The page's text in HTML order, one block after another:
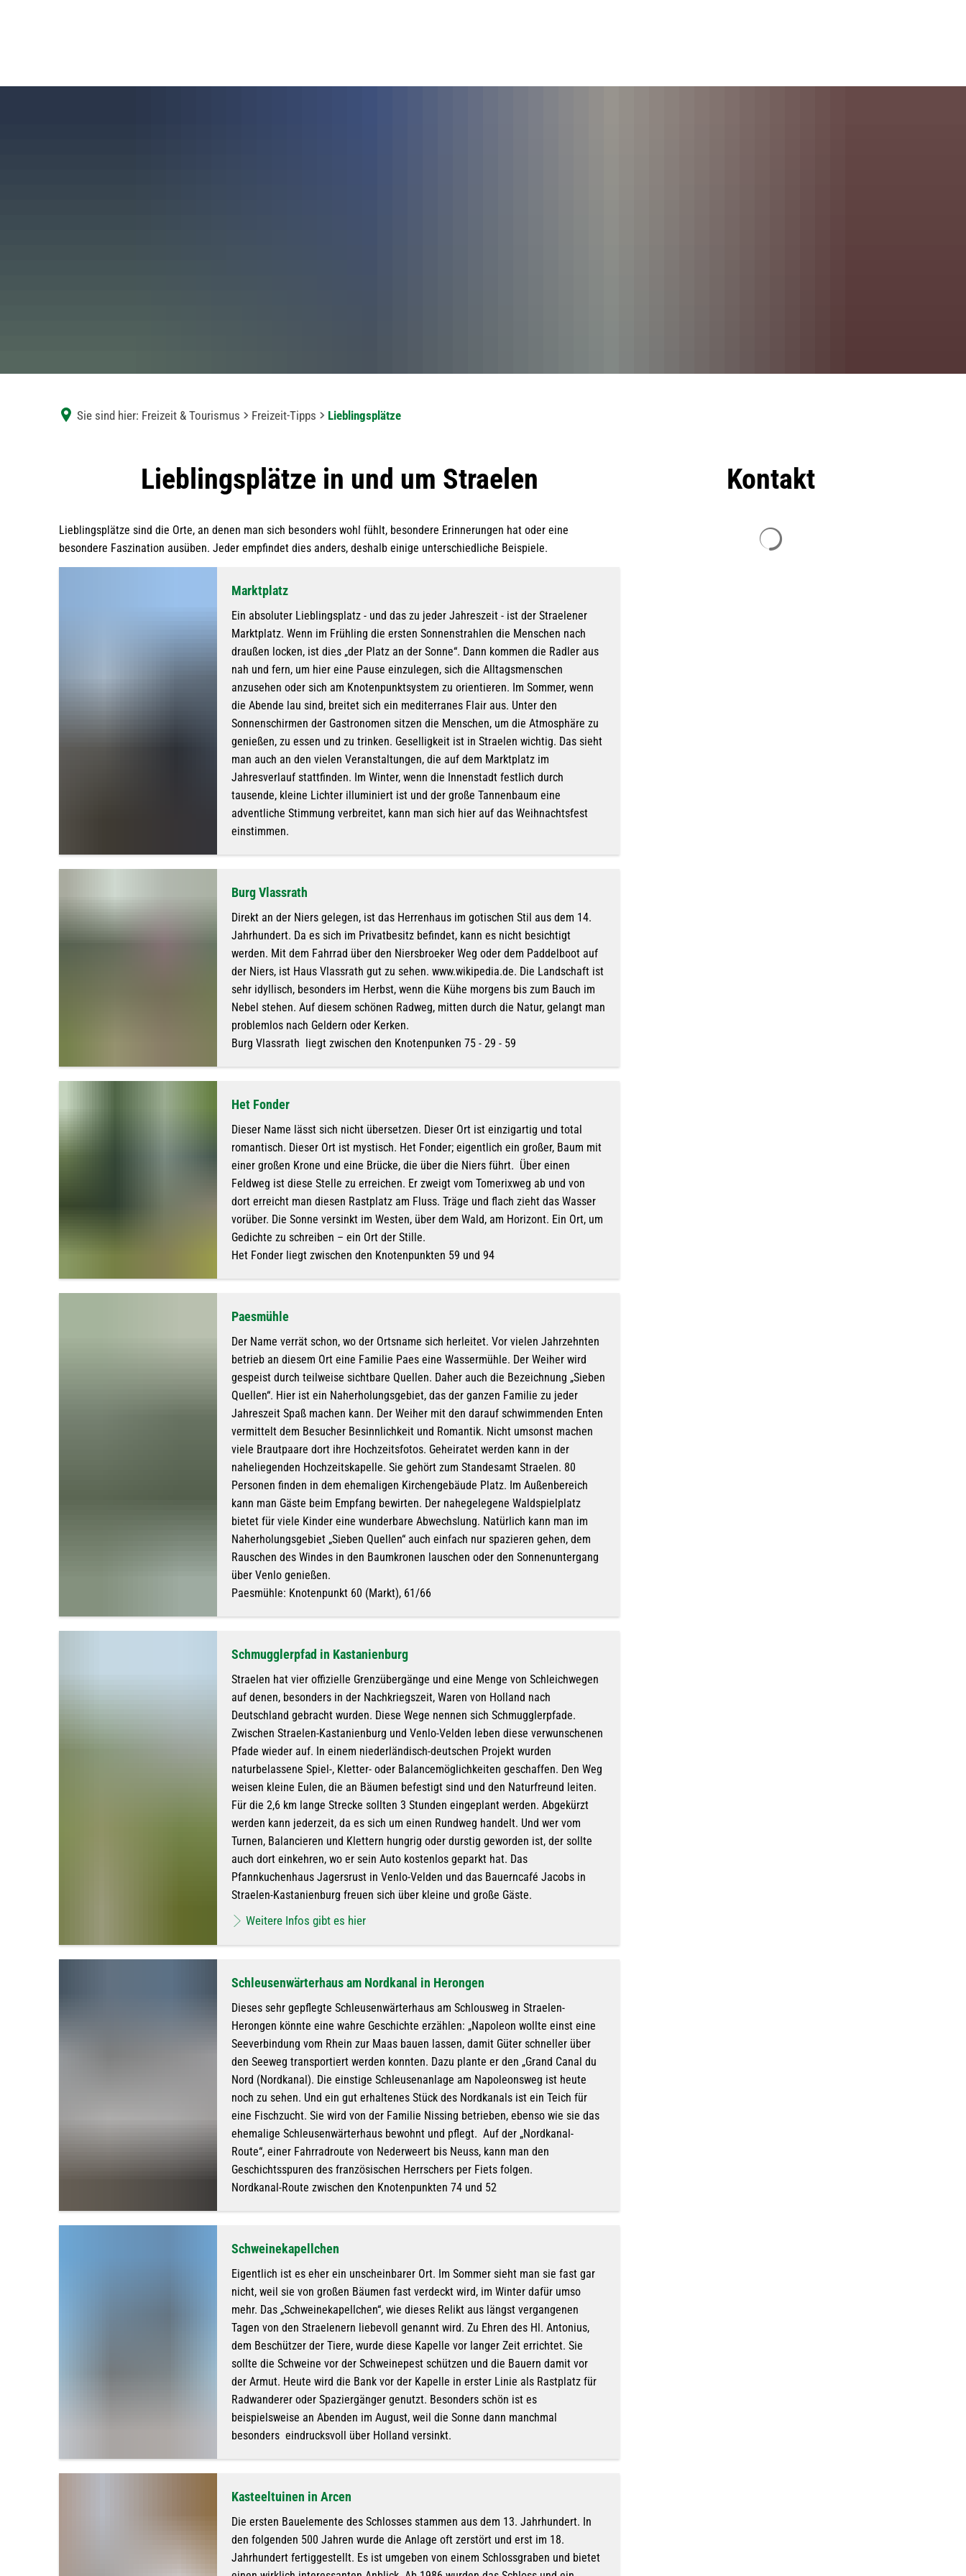
Sie sind hier: Freizeit & Tourismus Freizeit-Tipps Lieblingsplätze
LieblingsplätzeLieblingsplätze in und um Straelen
Lieblingsplätze sind die Orte, an denen man sich besonders wohl fühlt, besondere Erinnerungen hat oder eine
besondere Faszination ausüben. Jeder empfindet dies anders, deshalb einige unterschiedliche Beispiele.
Marktplatz
Ein absoluter Lieblingsplatz - und das zu jeder Jahreszeit - ist der Straelener
Marktplatz. Wenn im Frühling die ersten Sonnenstrahlen die Menschen nach
draußen locken, ist dies „der Platz an der Sonne“. Dann kommen die Radler aus
nah und fern, um hier eine Pause einzulegen, sich die Alltagsmenschen
anzusehen oder sich am Knotenpunktsystem zu orientieren. Im Sommer, wenn
die Abende lau sind, breitet sich ein mediterranes Flair aus. Unter den
Sonnenschirmen der Gastronomen sitzen die Menschen, um die Atmosphäre zu
genießen, zu essen und zu trinken. Geselligkeit ist in Straelen wichtig. Das sieht
man auch an den vielen Veranstaltungen, die auf dem Marktplatz im
Jahresverlauf stattfinden. Im Winter, wenn die Innenstadt festlich durch
tausende, kleine Lichter illuminiert ist und der große Tannenbaum eine
adventliche Stimmung verbreitet, kann man sich hier auf das Weihnachtsfest
einstimmen.
Burg Vlassrath
Direkt an der Niers gelegen, ist das Herrenhaus im gotischen Stil aus dem 14.
Jahrhundert. Da es sich im Privatbesitz befindet, kann es nicht besichtigt
werden. Mit dem Fahrrad über den Niersbroeker Weg oder dem Paddelboot auf
der Niers, ist Haus Vlassrath gut zu sehen. www.wikipedia.de. Die Landschaft ist
sehr idyllisch, besonders im Herbst, wenn die Kühe morgens bis zum Bauch im
Nebel stehen. Auf diesem schönen Radweg, mitten durch die Natur, gelangt man
problemlos nach Geldern oder Kerken.
Burg Vlassrath liegt zwischen den Knotenpunken 75 - 29 - 59
Het Fonder
Dieser Name lässt sich nicht übersetzen. Dieser Ort ist einzigartig und total
romantisch. Dieser Ort ist mystisch. Het Fonder; eigentlich ein großer, Baum mit
einer großen Krone und eine Brücke, die über die Niers führt. Über einen
Feldweg ist diese Stelle zu erreichen. Er zweigt vom Tomerixweg ab und von
dort erreicht man diesen Rastplatz am Fluss. Träge und flach zieht das Wasser
vorüber. Die Sonne versinkt im Westen, über dem Wald, am Horizont. Ein Ort, um
Gedichte zu schreiben – ein Ort der Stille.
Het Fonder liegt zwischen den Knotenpunkten 59 und 94
Paesmühle
Der Name verrät schon, wo der Ortsname sich herleitet. Vor vielen Jahrzehnten
betrieb an diesem Ort eine Familie Paes eine Wassermühle. Der Weiher wird
gespeist durch teilweise sichtbare Quellen. Daher auch die Bezeichnung „Sieben
Quellen“. Hier ist ein Naherholungsgebiet, das der ganzen Familie zu jeder
Jahreszeit Spaß machen kann. Der Weiher mit den darauf schwimmenden Enten
vermittelt dem Besucher Besinnlichkeit und Romantik. Nicht umsonst machen
viele Brautpaare dort ihre Hochzeitsfotos. Geheiratet werden kann in der
naheliegenden Hochzeitskapelle. Sie gehört zum Standesamt Straelen. 80
Personen finden in dem ehemaligen Kirchengebäude Platz. Im Außenbereich
kann man Gäste beim Empfang bewirten. Der nahegelegene Waldspielplatz
bietet für viele Kinder eine wunderbare Abwechslung. Natürlich kann man im
Naherholungsgebiet „Sieben Quellen“ auch einfach nur spazieren gehen, dem
Rauschen des Windes in den Baumkronen lauschen oder den Sonnenuntergang
über Venlo genießen.
Paesmühle: Knotenpunkt 60 (Markt), 61/66
Schmugglerpfad in Kastanienburg
Straelen hat vier offizielle Grenzübergänge und eine Menge von Schleichwegen
auf denen, besonders in der Nachkriegszeit, Waren von Holland nach
Deutschland gebracht wurden. Diese Wege nennen sich Schmugglerpfade.
Zwischen Straelen-Kastanienburg und Venlo-Velden leben diese verwunschenen
Pfade wieder auf. In einem niederländisch-deutschen Projekt wurden
naturbelassene Spiel-, Kletter- oder Balancemöglichkeiten geschaffen. Den Weg
weisen kleine Eulen, die an Bäumen befestigt sind und den Naturfreund leiten.
Für die 2,6 km lange Strecke sollten 3 Stunden eingeplant werden. Abgekürzt
werden kann jederzeit, da es sich um einen Rundweg handelt. Und wer vom
Turnen, Balancieren und Klettern hungrig oder durstig geworden ist, der sollte
auch dort einkehren, wo er sein Auto kostenlos geparkt hat. Das
Pfannkuchenhaus Jagersrust in Venlo-Velden und das Bauerncafé Jacobs in
Straelen-Kastanienburg freuen sich über kleine und große Gäste.
Weitere Infos gibt es hier
Schleusenwärterhaus am Nordkanal in Herongen
Dieses sehr gepflegte Schleusenwärterhaus am Schlousweg in Straelen-
Herongen könnte eine wahre Geschichte erzählen: „Napoleon wollte einst eine
Seeverbindung vom Rhein zur Maas bauen lassen, damit Güter schneller über
den Seeweg transportiert werden konnten. Dazu plante er den „Grand Canal du
Nord (Nordkanal). Die einstige Schleusenanlage am Napoleonsweg ist heute
noch zu sehen. Und ein gut erhaltenes Stück des Nordkanals ist ein Teich für
eine Fischzucht. Sie wird von der Familie Nissing betrieben, ebenso wie sie das
ehemalige Schleusenwärterhaus bewohnt und pflegt. Auf der „Nordkanal-
Route“, einer Fahrradroute von Nederweert bis Neuss, kann man den
Geschichtsspuren des französischen Herrschers per Fiets folgen.
Nordkanal-Route zwischen den Knotenpunkten 74 und 52
Schweinekapellchen
Eigentlich ist es eher ein unscheinbarer Ort. Im Sommer sieht man sie fast gar
nicht, weil sie von großen Bäumen fast verdeckt wird, im Winter dafür umso
mehr. Das „Schweinekapellchen“, wie dieses Relikt aus längst vergangenen
Tagen von den Straelenern liebevoll genannt wird. Zu Ehren des Hl. Antonius,
dem Beschützer der Tiere, wurde diese Kapelle vor langer Zeit errichtet. Sie
sollte die Schweine vor der Schweinepest schützen und die Bauern damit vor
der Armut. Heute wird die Bank vor der Kapelle in erster Linie als Rastplatz für
Radwanderer oder Spaziergänger genutzt. Besonders schön ist es
beispielsweise an Abenden im August, weil die Sonne dann manchmal
besonders eindrucksvoll über Holland versinkt.
Kasteeltuinen in Arcen
Die ersten Bauelemente des Schlosses stammen aus dem 13. Jahrhundert. In
den folgenden 500 Jahren wurde die Anlage oft zerstört und erst im 18.
Jahrhundert fertiggestellt. Es ist umgeben von einem Schlossgraben und bietet
Kontakt